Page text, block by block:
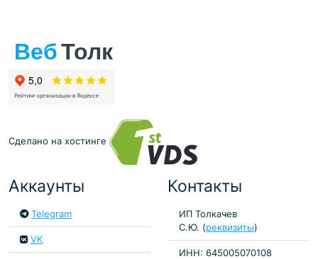
Сделано на хостинге
Аккаунты
Telegram
VK
Контакты
ИП Толкачев
С.Ю. (реквизиты)
ИНН: 645005070108